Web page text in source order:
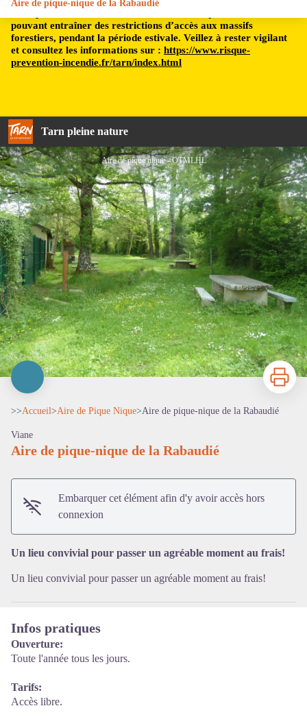
pouvant entraîner des restrictions d’accès aux massifs
forestiers, pendant la période estivale. Veillez à rester vigilant
et consultez les informations sur : https://www.risque-
prevention-incendie.fr/tarn/index.html
Tarn pleine nature
Aire de pique-nique de la Rabaudié
Aire de pique nique - OTMLHL
Voir l'image en plein écran
Imprimer
>>Accueil>Aire de Pique Nique>Aire de pique-nique de la Rabaudié
Viane
Aire de pique-nique de la Rabaudié
Embarquer cet élément afin d'y avoir accès hors
connexion
Un lieu convivial pour passer un agréable moment au frais!
Un lieu convivial pour passer un agréable moment au frais!
Infos pratiques
Ouverture:
Toute l'année tous les jours.
Tarifs:
Accès libre.